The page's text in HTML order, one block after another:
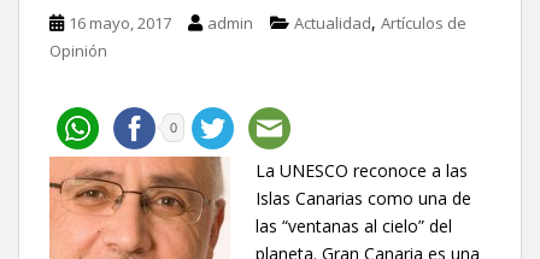
16 mayo, 2017 admin Actualidad, Artículos de
Opinión
0
La UNESCO reconoce a las
Islas Canarias como una de
las “ventanas al cielo” del
planeta. Gran Canaria es una